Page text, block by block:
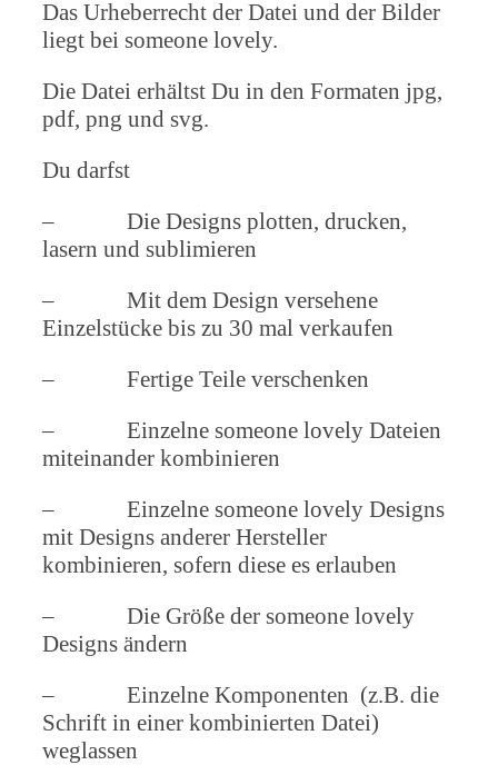
Das Urheberrecht der Datei und der Bilder
liegt bei someone lovely.
Die Datei erhältst Du in den Formaten jpg,
pdf, png und svg.
Du darfst
– Die Designs plotten, drucken,
lasern und sublimieren
– Mit dem Design versehene
Einzelstücke bis zu 30 mal verkaufen
– Fertige Teile verschenken
– Einzelne someone lovely Dateien
miteinander kombinieren
– Einzelne someone lovely Designs
mit Designs anderer Hersteller
kombinieren, sofern diese es erlauben
– Die Größe der someone lovely
Designs ändern
– Einzelne Komponenten (z.B. die
Schrift in einer kombinierten Datei)
weglassen